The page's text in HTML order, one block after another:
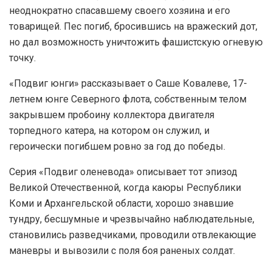
неоднократно спасавшему своего хозяина и его
товарищей. Пес погиб, бросившись на вражеский дот,
но дал возможность уничтожить фашистскую огневую
точку.
«Подвиг юнги» рассказывает о Саше Ковалеве, 17-
летнем юнге Северного флота, собственным телом
закрывшем пробоину коллектора двигателя
торпедного катера, на котором он служил, и
героически погибшем ровно за год до победы.
Серия «Подвиг оленевода» описывает тот эпизод
Великой Отечественной, когда каюры Республики
Коми и Архангельской области, хорошо знавшие
тундру, бесшумные и чрезвычайно наблюдательные,
становились разведчиками, проводили отвлекающие
маневры и вывозили с поля боя раненых солдат.